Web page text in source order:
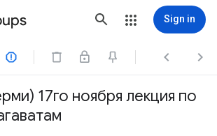
Sign in
  
17го ноября лекция по